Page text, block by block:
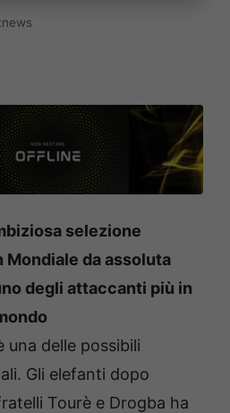
selezione
Mondiale da assoluta
degli attaccanti più in
una delle possibili
Gli elefanti dopo
Tourè e Drogba ha